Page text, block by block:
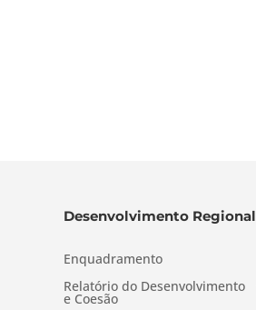
Desenvolvimento Regional
Enquadramento
Relatório do Desenvolvimento
e Coesão